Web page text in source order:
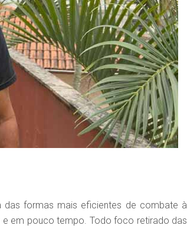
formas mais eficientes de combate à
e em pouco tempo. Todo foco retirado das